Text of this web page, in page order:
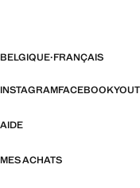
BELGIQUE·FRANÇAIS
INSTAGRAMFACEBOOK
AIDE
MES ACHATS